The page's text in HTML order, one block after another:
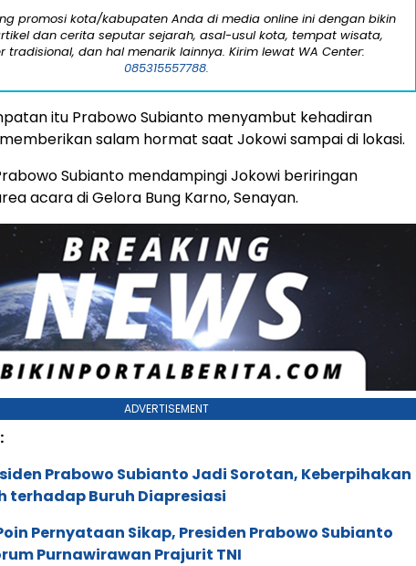
promosi kota/kabupaten Anda di media online ini dengan bikin
dan cerita seputar sejarah, asal-usul kota, tempat wisata,
tradisional, dan hal menarik lainnya. Kirim lewat WA Center:
085315557788.
itu Prabowo Subianto menyambut kehadiran
salam hormat saat Jokowi sampai di lokasi.
Subianto mendampingi Jokowi beriringan
acara di Gelora Bung Karno, Senayan.
ADVERTISEMENT
Prabowo Subianto Jadi Sorotan, Keberpihakan
terhadap Buruh Diapresiasi
Pernyataan Sikap, Presiden Prabowo Subianto
Purnawirawan Prajurit TNI